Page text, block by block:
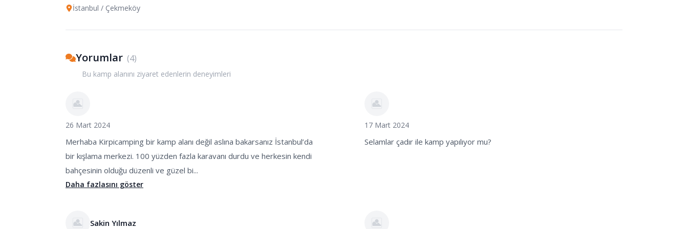
İstanbul / Çekmeköy
Yorumlar (4)
Bu kamp alanını ziyaret edenlerin deneyimleri
26 Mart 2024
Merhaba Kirpicamping bir kamp alanı değil aslına bakarsanız İstanbul’da
bir kışlama merkezi. 100 yüzden fazla karavanı durdu ve herkesin kendi
bahçesinin olduğu düzenli ve güzel bi...
Daha fazlasını göster
17 Mart 2024
Selamlar çadır ile kamp yapılıyor mu?
Sakin Yılmaz